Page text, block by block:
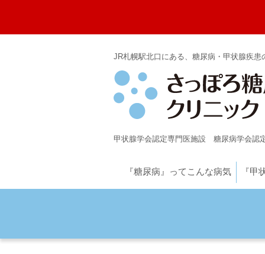
JR札幌駅北口にある、糖尿病・甲状腺疾患
甲状腺学会認定専門医施設 糖尿病学会認
『糖尿病』ってこんな病気 『甲